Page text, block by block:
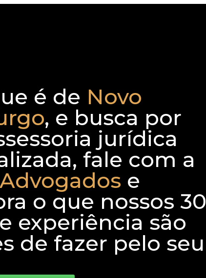
é de Novo
, e busca por
jurídica
fale com a
e
o que nossos 30
experiência são
de fazer pelo seu